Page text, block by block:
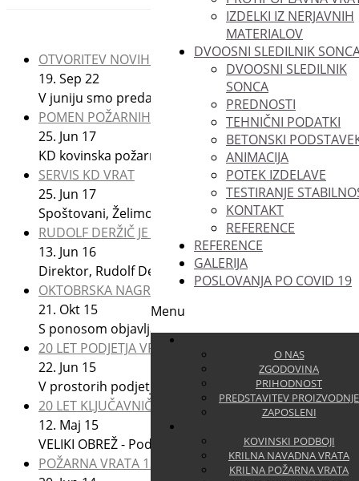
IZDELKI IZ NERJAVNIH
MATERIALOV
DVOOSNI SLEDILNIK
DVOOSNI SLEDILNIK
SONCA
PREDNOSTI
TEHNIČNI PODATKI
BETONSKI
ANIMACIJA
POTEK IZDELAVE
TESTIRANJE
KONTAKT
REFERENCE
REFERENCE
GALERIJA
POSLOVANJA PO COVID 19
Menu
O NAS
ZGODOVINA
PRIHODNOST
PREDSTAVITEV PROIZVODNJE
ZAPOSLENI
KOVINSKI PODBOJI
KRILNA NAVADNA VRATA
KRILNA POŽARNA VRATA
OTVORITEV NOVIH POSLOVNO-PROIZVODNIH
19. Sep 22
V juniju smo predali namenu nove poslovno-
POMEN POŽARNIH KD VRAT
25. Jun 17
KD kovinska požarna vrata so lahko ključen
SERVIS KD VRAT
25. Jun 17
Spoštovani, Želimo vas opomniti, da lahko
RUDOLF DERŽIČ JE DOBITNIK PRIZNANJA
13. Jun 16
Direktor, Rudolf Deržič, je dobitniki priznanja KS
OKTOBRSKA NAGRADA OBČINE BREŽICE
21. Okt 15
S ponosom objavljamo, da je direktor Rudolf Deržič,
20 LET PODJETJA VRATA DERŽIČ
22. Jun 15
V prostorih podjetja Vrata Deržič na Velikem
20 LET KLJUČAVNIČARSTVA DERŽIČ
12. Maj 15
VELIKI OBREŽ - Podjetje Ključavničarstvo Deržič -
POŽARNA VRATA 120 MIN